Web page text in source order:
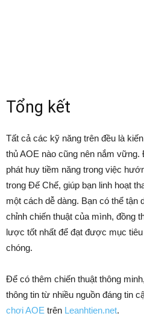
Tổng kết
Tất cả các kỹ năng trên đều là
thủ AOE nào cũng nên nắm
phát huy tiềm năng trong việc
trong Đế Chế, giúp bạn linh hoạt
một cách dễ dàng. Bạn có thể tận
chỉnh chiến thuật của mình, đồng
lược tốt nhất để đạt được mục
chóng.
Để có thêm chiến thuật thông
thông tin từ nhiều nguồn đáng tin
chơi AOE trên Leanhtien.net.